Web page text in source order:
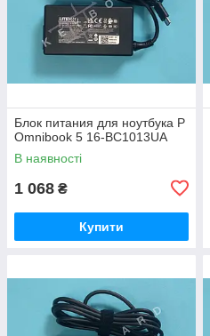
Блок питания для ноутбука P
Omnibook 5 16-BC1013UA
В наявності
1 068 ₴
Купити